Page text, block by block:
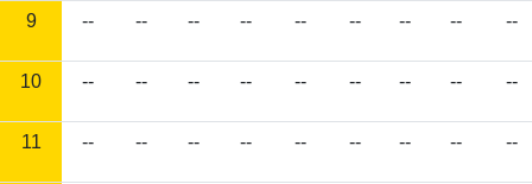
9 -- -- -- -- -- -- -- -- --
10 -- -- -- -- -- -- -- -- --
11 -- -- -- -- -- -- -- -- --